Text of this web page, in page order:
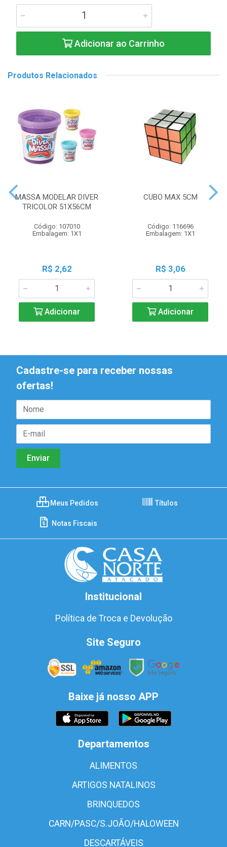
Adicionar ao Carrinho
Produtos Relacionados
MASSA MODELAR DIVER
TRICOLOR 51X56CM
Código: 107010
Embalagem: 1X1
R$ 2,62
Adicionar
CUBO MAX 5CM
Código: 116696
Embalagem: 1X1
R$ 3,06
Adicionar
Cadastre-se para receber nossas
ofertas!
Meus Pedidos Títulos
Notas Fiscais
Institucional
Política de Troca e Devolução
Site Seguro
Baixe já nosso APP
Departamentos
ALIMENTOS
ARTIGOS NATALINOS
BRINQUEDOS
CARN/PASC/S.JOÃO/HALOWEEN
DESCARTÁVEIS